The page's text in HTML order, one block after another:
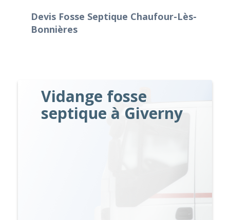
Devis Fosse Septique Chaufour-Lès-
Bonnières
Vidange fosse
septique à Giverny